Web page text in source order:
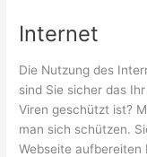
Internet
Die Nutzung des
sind Sie sicher das
Viren geschützt ist?
man sich schützen.
Webseite aufbereiten